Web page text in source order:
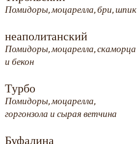
Помидоры, моцарелла, бри, шпик
неаполитанский
Помидоры, моцарелла, скаморца
и бекон
Турбо
Помидоры, моцарелла,
горгонзола и сырая ветчина
Буфалина